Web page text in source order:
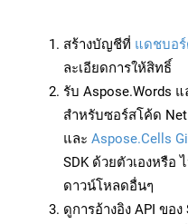
สร้างบัญชีที่ แดชบอ
ละเอียดการให้สิทธิ์
รับ Aspose.Words แ
สำหรับซอร์สโค้ด
และ Aspose.Cells
SDK ด้วยตัวเองหรือ
ดาวน์โหลดอื่นๆ
ดูการอ้างอิง API ของ